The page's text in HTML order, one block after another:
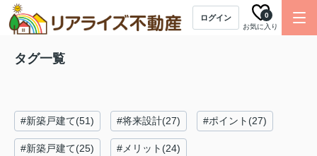
ログイン
お気に入り
0
タグ一覧
#新築戸建て(51) #将来設計(27) #ポイント(27)
#新築戸建て(25) #メリット(24)